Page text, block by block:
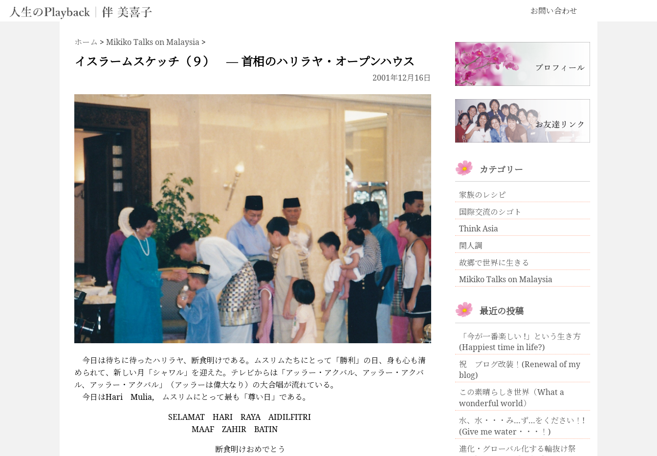
お問い合わせ
ホーム > Mikiko Talks on Malaysia >
イスラームスケッチ（９） ― 首相のハリラヤ・オープンハウス
2001年12月16日
今日は待ちに待ったハリラヤ、断食明けである。ムスリムたちにとって「勝利」の日、身も心も清
められて、新しい月「シャワル」を迎えた。テレビからは「アッラー・アクバル、アッラー・アクバ
ル、アッラー・アクバル」（アッラーは偉大なり）の大合唱が流れている。
今日はHari Mulia, ムスリムにとって最も「尊い日」である。
SELAMAT HARI RAYA AIDILFITRI
MAAF ZAHIR BATIN
断食明けおめでとう
カテゴリー
家族のレシピ
国際交流のシゴト
Think Asia
閑人調
故郷で世界に生きる
Mikiko Talks on Malaysia
最近の投稿
「今が一番楽しい !」という生き方
(Happiest time in life?)
祝 ブログ改装！(Renewal of my
blog)
この素晴らしき世界（What a
wonderful world）
水、水・・・み…ず…をください！!
(Give me water・・・！)
進化・グローバル化する輪抜け祭